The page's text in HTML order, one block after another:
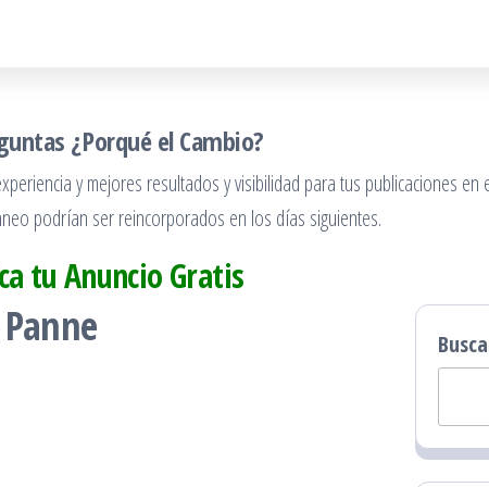
¿Porqué el Cambio?
y mejores resultados y visibilidad para tus publicaciones en
podrían ser reincorporados en los días siguientes.
tu Anuncio Gratis